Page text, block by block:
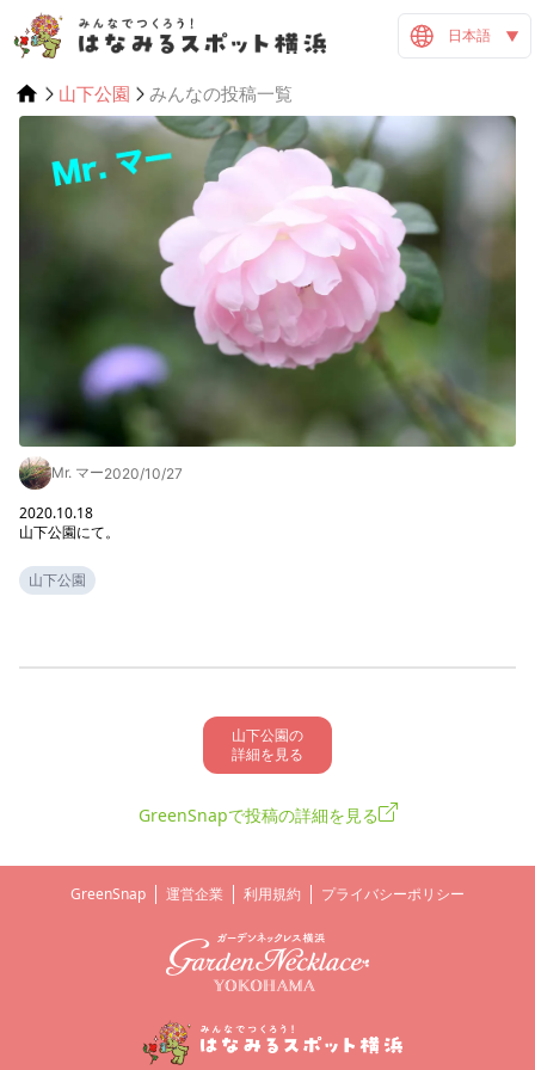
日本語
山下公園 みんなの投稿一覧
Mr. マー2020/10/27
2020.10.18
山下公園にて。
山下公園
山下公園の
詳細を見る
GreenSnapで投稿の詳細を見る
GreenSnap 運営企業 利用規約 プライバシーポリシー